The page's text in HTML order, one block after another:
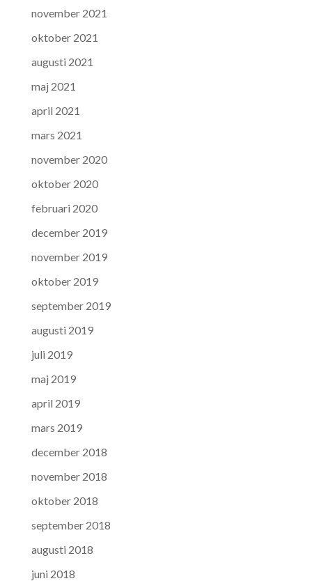
november 2021
oktober 2021
augusti 2021
maj 2021
april 2021
mars 2021
november 2020
oktober 2020
februari 2020
december 2019
november 2019
oktober 2019
september 2019
augusti 2019
juli 2019
maj 2019
april 2019
mars 2019
december 2018
november 2018
oktober 2018
september 2018
augusti 2018
juni 2018